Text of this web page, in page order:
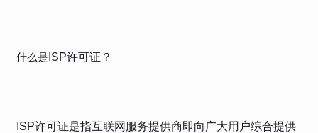
什么是 ISP许可证？
ISP许可证是指互联网服务提供商即向广大用户综合提供